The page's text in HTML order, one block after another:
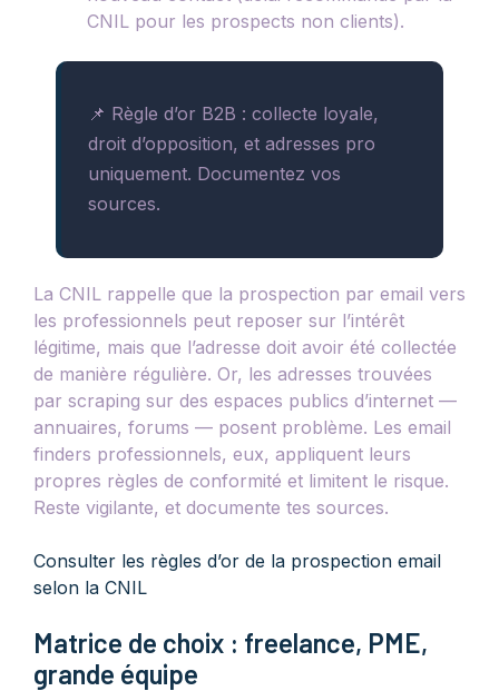
CNIL pour les prospects non clients).
📌 Règle d’or B2B : collecte loyale,
droit d’opposition, et adresses pro
uniquement. Documentez vos
sources.
La CNIL rappelle que la prospection par email vers
les professionnels peut reposer sur l’intérêt
légitime, mais que l’adresse doit avoir été collectée
de manière régulière. Or, les adresses trouvées
par scraping sur des espaces publics d’internet —
annuaires, forums — posent problème. Les email
finders professionnels, eux, appliquent leurs
propres règles de conformité et limitent le risque.
Reste vigilante, et documente tes sources.
Consulter les règles d’or de la prospection email
selon la CNIL
Matrice de choix : freelance, PME,
grande équipe